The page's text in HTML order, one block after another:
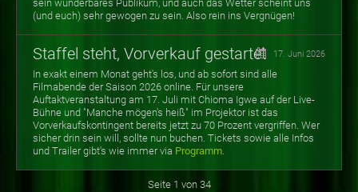
sein wunderbares Publikum, und auch das Wetter scheint uns
(und euch) sehr gewogen zu sein. Also rein ins Vergnügen!
Staffel steht, Vorverkauf gestartet 17. Juni 2026
In exakt einem Monat geht's los, und ab sofort sind alle
Filmabende der Saison 2026 online. Für unsere
Auftaktveranstaltung am 17. Juli mit Chioma Igwe auf der Live-
Bühne und "Manche mögen's heiß" im Projektor ist das
Vorverkaufskontingent bereits jetzt zu 70 Prozent vergriffen. Wer
sicher drin sein will, sollte nun buchen. Tickets sowie alle Infos
und Trailer gibt's wie immer via Programm.
Seite 1 von 34